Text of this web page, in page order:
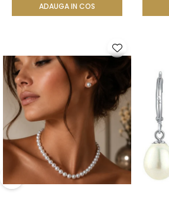
ADAUGA IN COS